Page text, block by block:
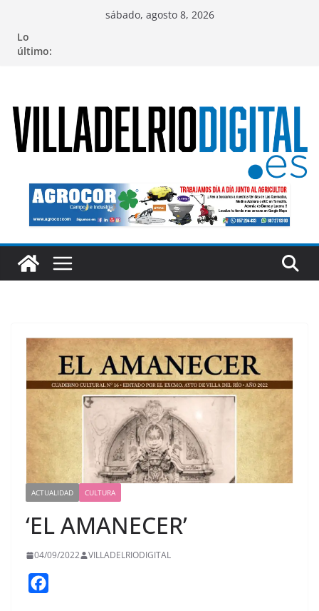
contenido
sábado, agosto 8, 2026
Lo
último:
ACTUALIDAD CULTURA
‘EL AMANECER’
04/09/2022 VILLADELRIODIGITAL